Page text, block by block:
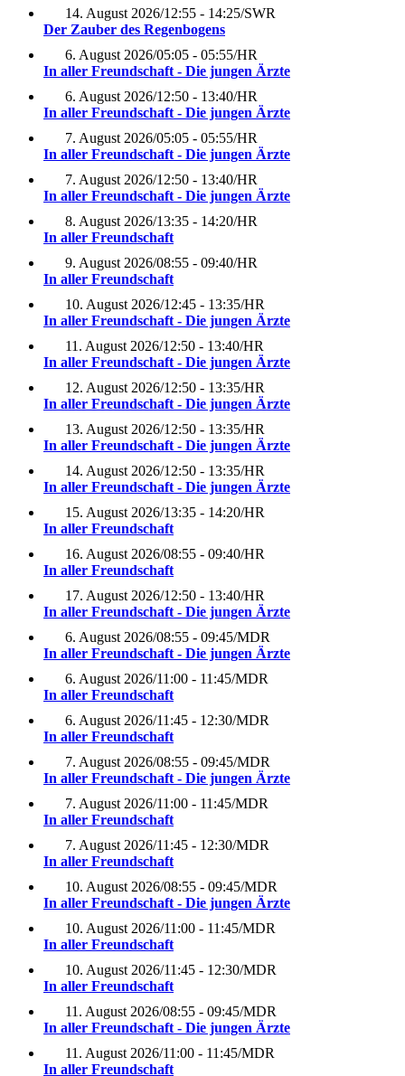
14. August 2026/12:55 - 14:25/SWR
Der Zauber des Regenbogens
6. August 2026/05:05 - 05:55/HR
In aller Freundschaft - Die jungen Ärzte
6. August 2026/12:50 - 13:40/HR
In aller Freundschaft - Die jungen Ärzte
7. August 2026/05:05 - 05:55/HR
In aller Freundschaft - Die jungen Ärzte
7. August 2026/12:50 - 13:40/HR
In aller Freundschaft - Die jungen Ärzte
8. August 2026/13:35 - 14:20/HR
In aller Freundschaft
9. August 2026/08:55 - 09:40/HR
In aller Freundschaft
10. August 2026/12:45 - 13:35/HR
In aller Freundschaft - Die jungen Ärzte
11. August 2026/12:50 - 13:40/HR
In aller Freundschaft - Die jungen Ärzte
12. August 2026/12:50 - 13:35/HR
In aller Freundschaft - Die jungen Ärzte
13. August 2026/12:50 - 13:35/HR
In aller Freundschaft - Die jungen Ärzte
14. August 2026/12:50 - 13:35/HR
In aller Freundschaft - Die jungen Ärzte
15. August 2026/13:35 - 14:20/HR
In aller Freundschaft
16. August 2026/08:55 - 09:40/HR
In aller Freundschaft
17. August 2026/12:50 - 13:40/HR
In aller Freundschaft - Die jungen Ärzte
6. August 2026/08:55 - 09:45/MDR
In aller Freundschaft - Die jungen Ärzte
6. August 2026/11:00 - 11:45/MDR
In aller Freundschaft
6. August 2026/11:45 - 12:30/MDR
In aller Freundschaft
7. August 2026/08:55 - 09:45/MDR
In aller Freundschaft - Die jungen Ärzte
7. August 2026/11:00 - 11:45/MDR
In aller Freundschaft
7. August 2026/11:45 - 12:30/MDR
In aller Freundschaft
10. August 2026/08:55 - 09:45/MDR
In aller Freundschaft - Die jungen Ärzte
10. August 2026/11:00 - 11:45/MDR
In aller Freundschaft
10. August 2026/11:45 - 12:30/MDR
In aller Freundschaft
11. August 2026/08:55 - 09:45/MDR
In aller Freundschaft - Die jungen Ärzte
11. August 2026/11:00 - 11:45/MDR
In aller Freundschaft